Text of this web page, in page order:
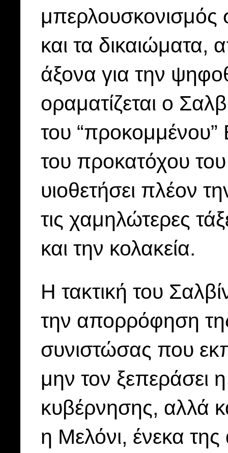
μπερλουσκονισμός
και τα δικαιώματα,
άξονα για την
οραματίζεται ο
του “προκομμένου”
του προκατόχου
υιοθετήσει πλέον
τις χαμηλώτερες
και την κολακεία.
Η τακτική του
την απορρόφηση
συνιστώσας που
μην τον ξεπεράσει
κυβέρνησης, αλλά
η Μελόνι, ένεκα